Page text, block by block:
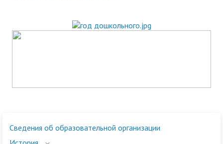
Сведения об образовательной организации